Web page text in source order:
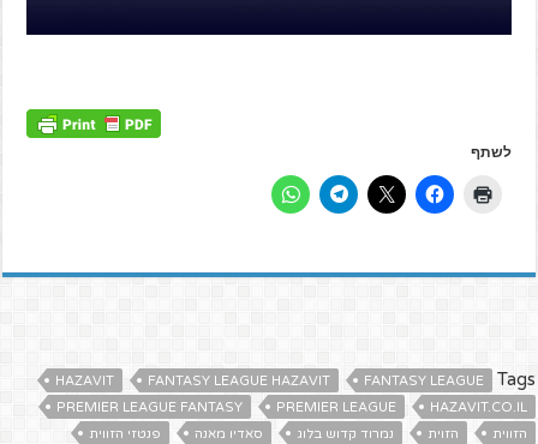
לשתף
Tags
FANTASY LEAGUE
FANTASY LEAGUE HAZAVIT
HAZAVIT
HAZAVIT.CO.IL
PREMIER LEAGUE
PREMIER LEAGUE FANTASY
הזווית
הזוית נמרוד קדוש בלוג סאדיו מאנה
פנטזי הזווית